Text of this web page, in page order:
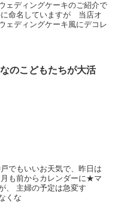
ェディングケーキのご紹介で
命名していますが 当店オ
ェディングケーキ風にデコレ
のこどもたちが大活
でもいいお天気で、昨日は
も前からカレンダーに★マ
、 主婦の予定は急変す
くな